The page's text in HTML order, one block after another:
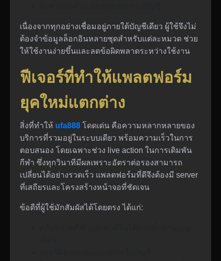
เนื่องจากทุกอย่างเชื่อมอยู่ภายใต้บัญชีเดียว ผู้ใช้จึงไม่
ต้องจำข้อมูลล็อกอินหลายชุดสำหรับแต่ละหมวด ช่วย
ให้ใช้งานง่ายขึ้นและลดข้อผิดพลาดระหว่างใช้งาน
ฟีเจอร์ที่ทำให้แพลตฟอร์ม
ยุคใหม่แตกต่าง
สิ่งที่ทำให้ ufa888 โดดเด่น คือความหลากหลายของ
บริการที่รวมอยู่ในระบบเดียว พร้อมความเร็วในการ
ตอบสนอง โดยเฉพาะช่วง live action ในการเดิมพัน
กีฬา ซึ่งทุกวินาทีมีผลเพราะอัตราต่อรองสามารถ
เปลี่ยนได้อย่างรวดเร็ว แพลตฟอร์มที่ดีจึงต้องมี server
ที่เสถียรและโครงสร้างหน้าจอที่ชัดเจน
ข้อดีที่ผู้ใช้มักสัมผัสได้โดยตรง ได้แก่: